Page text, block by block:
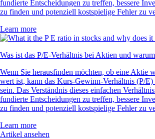
fundierte Entscheidungen zu treffen, bessere
zu finden und potenziell kostspielige Fehler zu
Learn more
Was ist das P/E-Verhältnis bei Aktien und
Wenn Sie herausfinden möchten, ob eine Aktie
wert ist, kann das Kurs-Gewinn-Verhältnis (P/
sein. Das Verständnis dieses einfachen
fundierte Entscheidungen zu treffen, bessere
zu finden und potenziell kostspielige Fehler zu
Learn more
Artikel ansehen